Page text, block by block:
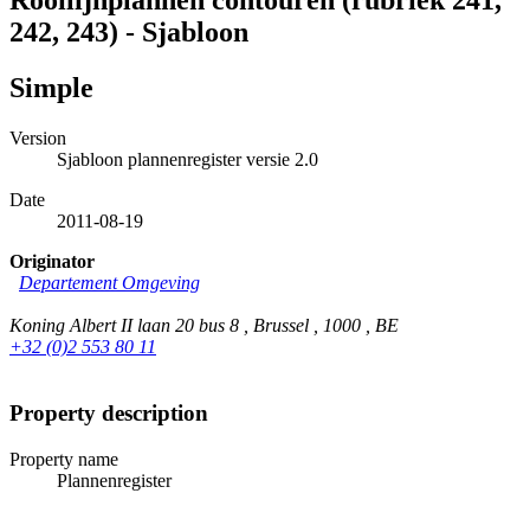
242, 243) - Sjabloon
Simple
Version
Sjabloon plannenregister versie 2.0
Date
2011-08-19
Originator
Departement Omgeving
Koning Albert II laan 20 bus 8 , Brussel , 1000 , BE
+32 (0)2 553 80 11
Property description
Property name
Plannenregister